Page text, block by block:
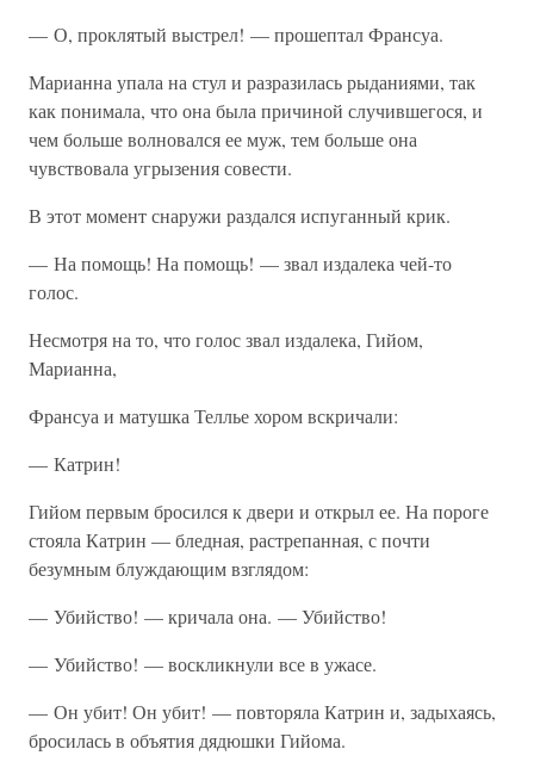
— О, проклятый выстрел! — прошептал Франсуа.
Марианна упала на стул и разразилась рыданиями, так
как понимала, что она была причиной случившегося, и
чем больше волновался ее муж, тем больше она
чувствовала угрызения совести.
В этот момент снаружи раздался испуганный крик.
— На помощь! На помощь! — звал издалека чей-то
голос.
Несмотря на то, что голос звал издалека, Гийом,
Марианна,
Франсуа и матушка Теллье хором вскричали:
— Катрин!
Гийом первым бросился к двери и открыл ее. На пороге
стояла Катрин — бледная, растрепанная, с почти
безумным блуждающим взглядом:
— Убийство! — кричала она. — Убийство!
— Убийство! — воскликнули все в ужасе.
— Он убит! Он убит! — повторяла Катрин и, задыхаясь,
бросилась в объятия дядюшки Гийома.